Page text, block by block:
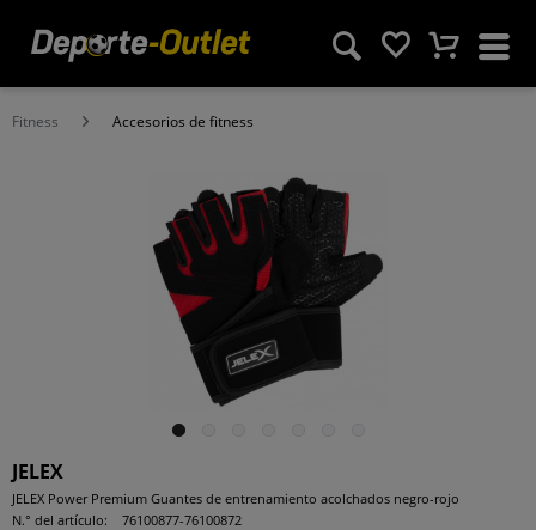
Fitness Accesorios de fitness
JELEX
JELEX Power Premium Guantes de entrenamiento acolchados negro-rojo
N.° del artículo:
76100877-76100872